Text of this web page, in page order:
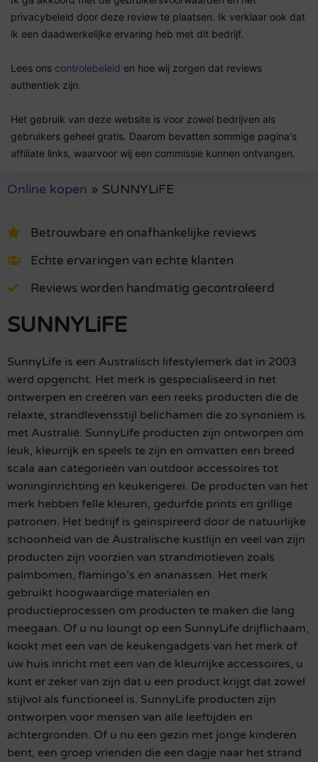
privacybeleid door deze review te plaatsen. Ik verklaar ook dat
ik een daadwerkelijke ervaring heb met dit bedrijf.
Lees ons controlebeleid en hoe wij zorgen dat reviews
authentiek zijn.
Het gebruik van deze website is voor zowel bedrijven als
gebruikers geheel gratis. Daarom bevatten sommige pagina's
affiliate links, waarvoor wij een commissie kunnen ontvangen.
Online kopen » SUNNYLiFE
Betrouwbare en onafhankelijke reviews
Echte ervaringen van echte klanten
Reviews worden handmatig gecontroleerd
SUNNYLiFE
SunnyLife is een Australisch lifestylemerk dat in 2003
werd opgericht. Het merk is gespecialiseerd in het
ontwerpen en creëren van een reeks producten die de
relaxte, strandlevensstijl belichamen die zo synoniem is
met Australië. SunnyLife producten zijn ontworpen om
leuk, kleurrijk en speels te zijn en omvatten een breed
scala aan categorieën van outdoor accessoires tot
woninginrichting en keukengerei. De producten van het
merk hebben felle kleuren, gedurfde prints en grillige
patronen. Het bedrijf is geïnspireerd door de natuurlijke
schoonheid van de Australische kustlijn en veel van zijn
producten zijn voorzien van strandmotieven zoals
palmbomen, flamingo’s en ananassen. Het merk
gebruikt hoogwaardige materialen en
productieprocessen om producten te maken die lang
meegaan. Of u nu loungt op een SunnyLife drijflichaam,
kookt met een van de keukengadgets van het merk of
uw huis inricht met een van de kleurrijke accessoires, u
kunt er zeker van zijn dat u een product krijgt dat zowel
stijlvol als functioneel is. SunnyLife producten zijn
ontworpen voor mensen van alle leeftijden en
achtergronden. Of u nu een gezin met jonge kinderen
bent, een groep vrienden die een dagje naar het strand